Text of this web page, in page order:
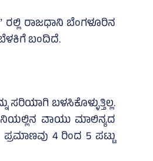
ರಲ್ಲಿ ರಾಜಧಾನಿ ಬೆಂಗಳೂರಿನ
ಬೆಳಕಿಗೆ ಬಂದಿದೆ.
ಬಳಸಿಕೊಳ್ಳುತ್ತಿಲ್ಲ.
ವಾಯು ಮಾಲಿನ್ಯದ
4 ರಿಂದ 5 ಪಟ್ಟು